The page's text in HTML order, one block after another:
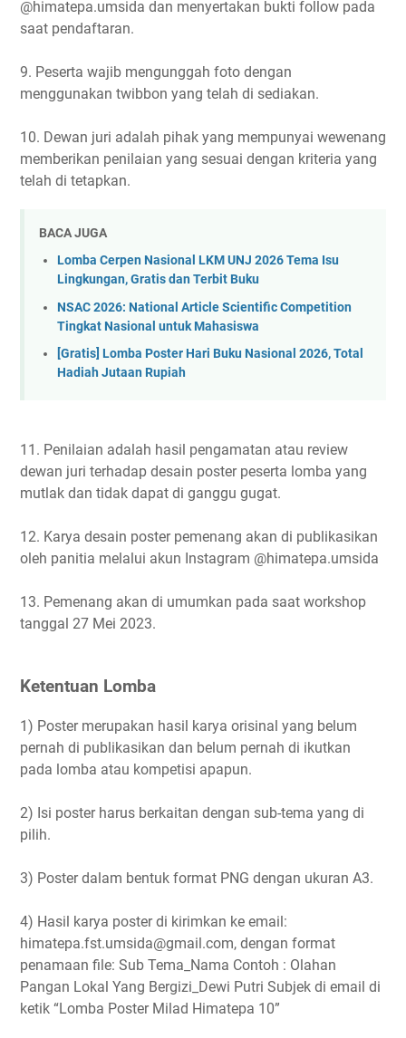
@himatepa.umsida dan menyertakan bukti follow pada
saat pendaftaran.
9. Peserta wajib mengunggah foto dengan
menggunakan twibbon yang telah di sediakan.
10. Dewan juri adalah pihak yang mempunyai wewenang
memberikan penilaian yang sesuai dengan kriteria yang
telah di tetapkan.
BACA JUGA
Lomba Cerpen Nasional LKM UNJ 2026 Tema Isu
Lingkungan, Gratis dan Terbit Buku
NSAC 2026: National Article Scientific Competition
Tingkat Nasional untuk Mahasiswa
[Gratis] Lomba Poster Hari Buku Nasional 2026, Total
Hadiah Jutaan Rupiah
11. Penilaian adalah hasil pengamatan atau review
dewan juri terhadap desain poster peserta lomba yang
mutlak dan tidak dapat di ganggu gugat.
12. Karya desain poster pemenang akan di publikasikan
oleh panitia melalui akun Instagram @himatepa.umsida
13. Pemenang akan di umumkan pada saat workshop
tanggal 27 Mei 2023.
Ketentuan Lomba
1) Poster merupakan hasil karya orisinal yang belum
pernah di publikasikan dan belum pernah di ikutkan
pada lomba atau kompetisi apapun.
2) Isi poster harus berkaitan dengan sub-tema yang di
pilih.
3) Poster dalam bentuk format PNG dengan ukuran A3.
4) Hasil karya poster di kirimkan ke email:
himatepa.fst.umsida@gmail.com, dengan format
penamaan file: Sub Tema_Nama Contoh : Olahan
Pangan Lokal Yang Bergizi_Dewi Putri Subjek di email di
ketik “Lomba Poster Milad Himatepa 10”